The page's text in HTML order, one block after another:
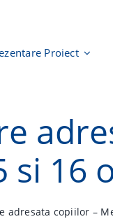
Proiect
si 16
adresata copiilor –